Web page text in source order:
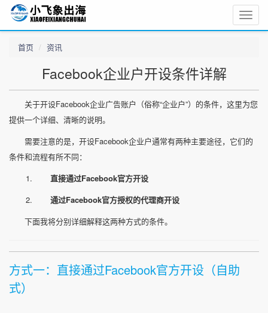
Toggle
首页
资讯
Facebook企业户开设条件详解
关于开设Facebook企业广告账户（俗称“企业户”）的条件，这里为您
提供一个详细、清晰的说明。
需要注意的是，开设Facebook企业户通常有两种主要途径，它们的
条件和流程有所不同：
直接通过Facebook官方开设
通过Facebook官方授权的代理商开设
下面我将分别详细解释这两种方式的条件。
方式一：直接通过Facebook官方开设（自助
式）